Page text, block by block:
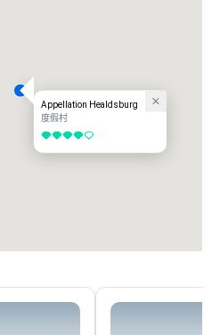
Appellation Healdsburg
度假村
4/5